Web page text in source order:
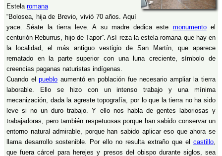
Estela romana
“Bolosea, hija de Brevio, vivió 70 años. Aquí
yace. Séate la tierra leve. A su madre dedica este monumentoel
centurión Reburrus, hijo de Tapor”. Así reza la estela romana que hay en
la localidad, el más antiguo vestigio de San Martín, que aparece
rematado en la parte superior con una luna creciente, símbolo de
creencias paganas naturistas indígenas.
Cuando elpueblo aumentó en población fue necesario ampliar la tierra
laborable. Ello se hizo con un intenso trabajo y una mínima
mecanización, dada la agreste topografía, por lo que la tierra no ha sido
leve si no un duro trabajo. Y ello nos habla de gentes laboriosas y
trabajadoras, pero también respetuosas porque han sabido conservar un
entorno natural admirable, porque han sabido aplicar eso que ahora se
llama desarrollo sostenible. Por ello no resulta extraño que el castillo,
que fuera cárcel para herejes y presos del obispo durante siglos, sea